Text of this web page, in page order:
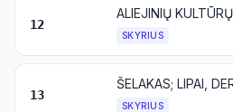
12
SKYRIUS
13
SKYRIUS